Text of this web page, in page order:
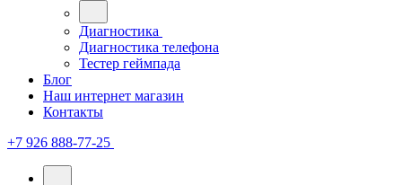
Диагностика
Диагностика телефона
Тестер геймпада
Блог
Наш интернет магазин
Контакты
+7 926 888-77-25